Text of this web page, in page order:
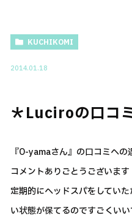
KUCHIKOMI
2014.01.18
＊Luciroの口コ
『O-yamaさん』の口コミへの
コメントありごとうございます
定期的にヘッドスパをしてい
い状態が保てるのですごくい